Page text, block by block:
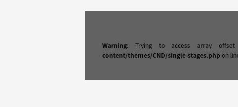
Warning: Trying to access array
content/themes/CND/single-stages.php on